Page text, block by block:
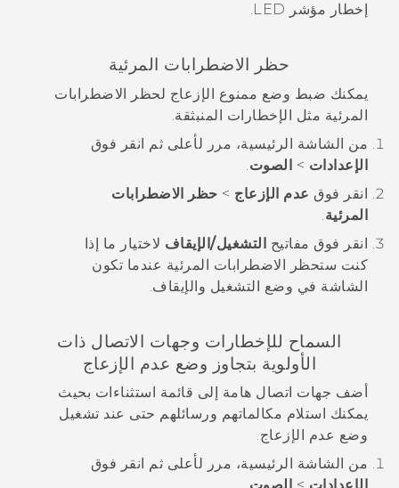
إخطار مؤشر LED.
حظر الاضطرابات المرئية
يمكنك ضبط وضع ممنوع الإزعاج لحظر الاضطرابات
المرئية مثل الإخطارات المنبثقة.
من الشاشة الرئيسية، مرر لأعلى ثم انقر فوق
الإعدادات > الصوت
انقر فوق عدم الإزعاج > حظر الاضطرابات
المرئية
انقر فوق مفاتيح التشغيل/الإيقاف لاختيار ما إذا
كنت ستحظر الاضطرابات المرئية عندما تكون
الشاشة في وضع التشغيل والإيقاف.
السماح للإخطارات وجهات الاتصال ذات
الأولوية بتجاوز وضع عدم الإزعاج
أضف جهات اتصال هامة إلى قائمة استثناءات بحيث
يمكنك استلام مكالماتهم ورسائلهم حتى عند تشغيل
وضع عدم الإزعاج.
من الشاشة
الرئيسية، مرر لأعلى ثم انقر فوق